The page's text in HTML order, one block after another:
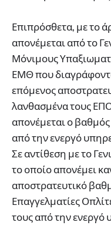
Επιπρόσθετα, με το
απονέμεται από το
Μόνιμους
ΕΜΘ που
επόμενος
λανθασμένα τους
απονέμεται ο
από την ενεργό
Σε αντίθεση με το
το οποίο απονέμει
αποστρατευτικό
Επαγγελματίες
τους από την ενεργό